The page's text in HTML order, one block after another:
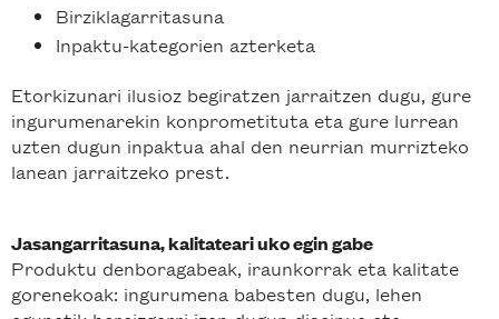
Birziklagarritasuna
Inpaktu-kategorien azterketa
Etorkizunari ilusioz begiratzen jarraitzen dugu, gure
ingurumenarekin konprometituta eta gure lurrean
uzten dugun inpaktua ahal den neurrian murrizteko
lanean jarraitzeko prest.
Jasangarritasuna, kalitateari uko egin gabe
Produktu denboragabeak, iraunkorrak eta kalitate
gorenekoak: ingurumena babesten dugu, lehen